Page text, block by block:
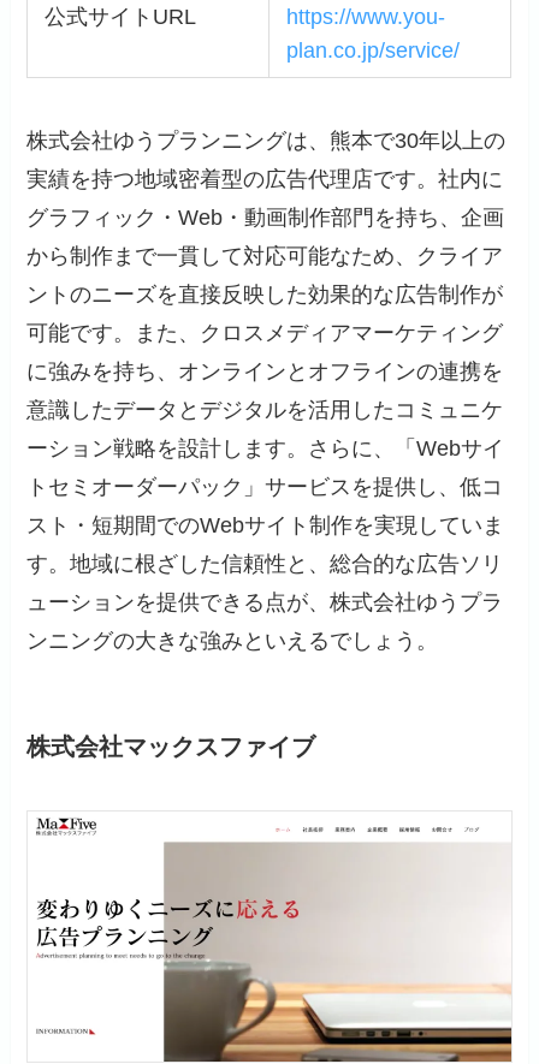
公式サイトURL
https://www.you-
plan.co.jp/service/
株式会社ゆうプランニングは、熊本で30年以上の
実績を持つ地域密着型の広告代理店です。社内に
グラフィック・Web・動画制作部門を持ち、企画
から制作まで一貫して対応可能なため、クライア
ントのニーズを直接反映した効果的な広告制作が
可能です。また、クロスメディアマーケティング
に強みを持ち、オンラインとオフラインの連携を
意識したデータとデジタルを活用したコミュニケ
ーション戦略を設計します。さらに、「Webサイ
トセミオーダーパック」サービスを提供し、低コ
スト・短期間でのWebサイト制作を実現していま
す。地域に根ざした信頼性と、総合的な広告ソリ
ューションを提供できる点が、株式会社ゆうプラ
ンニングの大きな強みといえるでしょう。
株式会社マックスファイブ